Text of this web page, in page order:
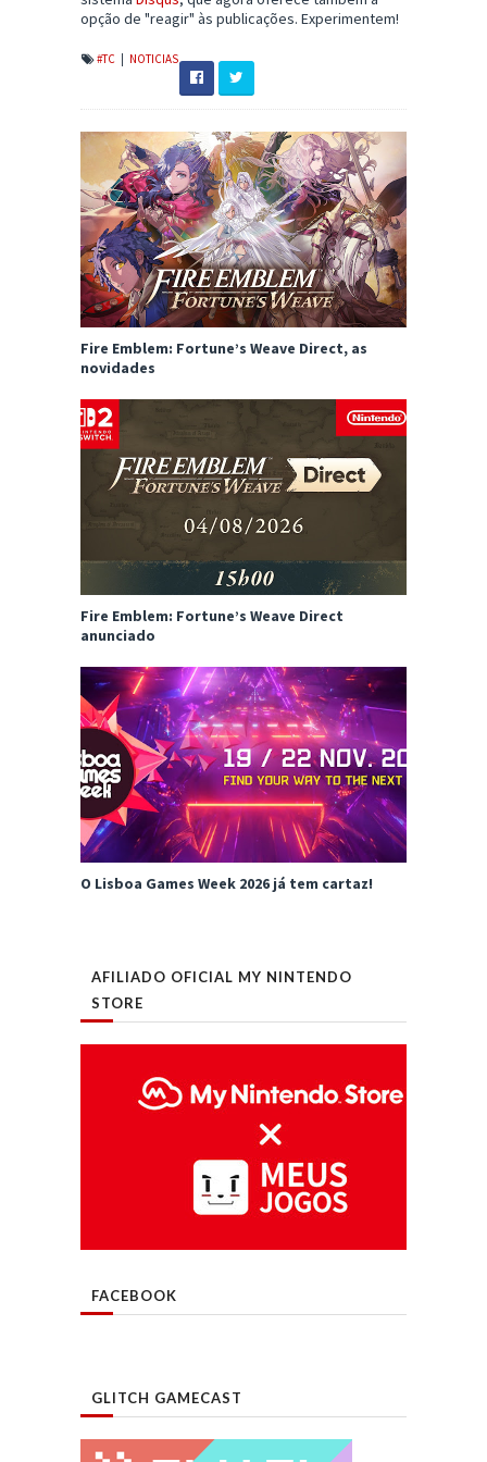
opção de "reagir" às publicações. Experimentem!
#TC | NOTICIAS
Fire Emblem: Fortune’s Weave Direct, as
novidades
Fire Emblem: Fortune’s Weave Direct
anunciado
O Lisboa Games Week 2026 já tem cartaz!
AFILIADO OFICIAL MY NINTENDO
STORE
FACEBOOK
GLITCH GAMECAST